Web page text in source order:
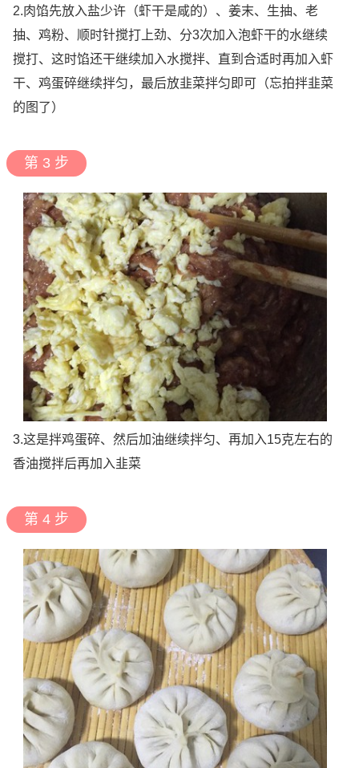
2.肉馅先放入盐少许（虾干是咸的）、姜末、生抽、老
抽、鸡粉、顺时针搅打上劲、分3次加入泡虾干的水继续
搅打、这时馅还干继续加入水搅拌、直到合适时再加入虾
干、鸡蛋碎继续拌匀，最后放韭菜拌匀即可（忘拍拌韭菜
的图了）
第 3 步
3.这是拌鸡蛋碎、然后加油继续拌匀、再加入15克左右的
香油搅拌后再加入韭菜
第 4 步